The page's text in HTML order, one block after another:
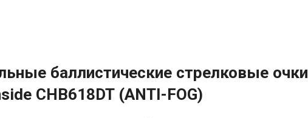
баллистические стрелковые очки
CHB618DT (ANTI-FOG)